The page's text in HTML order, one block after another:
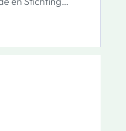
de komende 8